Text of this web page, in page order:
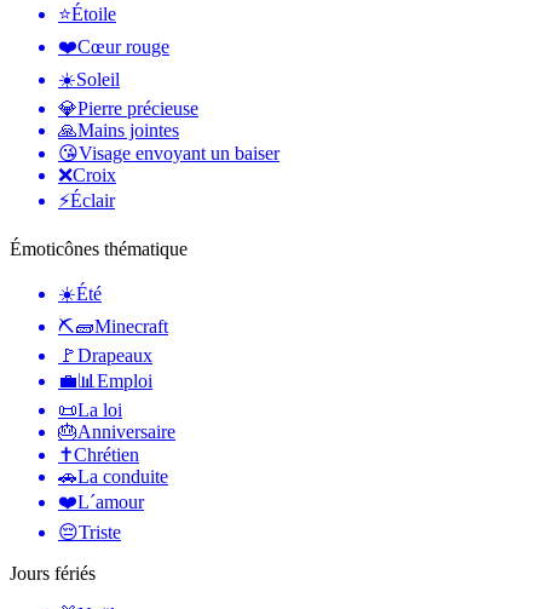
⭐Étoile
❤️Cœur rouge
☀️Soleil
💎Pierre précieuse
🙏Mains jointes
😘Visage envoyant un baiser
❌Croix
⚡Éclair
Émoticônes thématique
☀️Été
⛏🧱Minecraft
🚩Drapeaux
💼📊 Emploi
📜La loi
🎂Anniversaire
✝️Chrétien
🚗La conduite
❤️L´amour
😔Triste
Jours fériés